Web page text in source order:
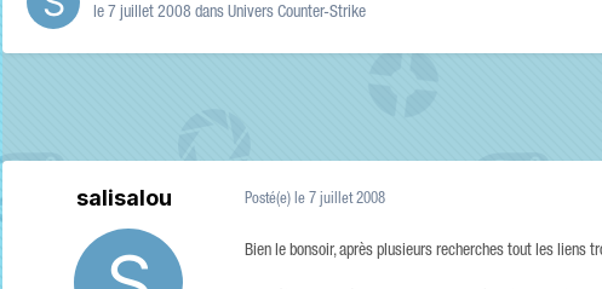
le 7 juillet 2008 dans Univers Counter-Strike
salisalou Posté(e) le 7 juillet 2008
Bien le bonsoir, après plusieurs recherches tout les liens